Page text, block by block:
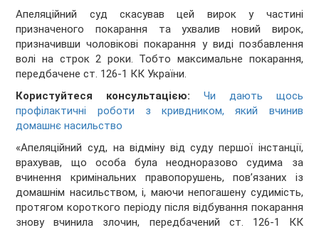
Апеляційний суд скасував цей вирок у частині
призначеного покарання та ухвалив новий вирок,
призначивши чоловікові покарання у виді позбавлення
волі на строк 2 роки. Тобто максимальне покарання,
передбачене ст. 126-1 КК України.
Користуйтеся консультацією:
Чи дають щось
профілактичні роботи з кривдником, який вчинив
домашнє насильство
«Апеляційний суд, на відміну від суду першої інстанції,
врахував, що особа була неодноразово судима за
вчинення кримінальних правопорушень, пов’язаних із
домашнім насильством, і, маючи непогашену судимість,
протягом короткого періоду після відбування покарання
знову вчинила злочин, передбачений ст. 126-1 КК